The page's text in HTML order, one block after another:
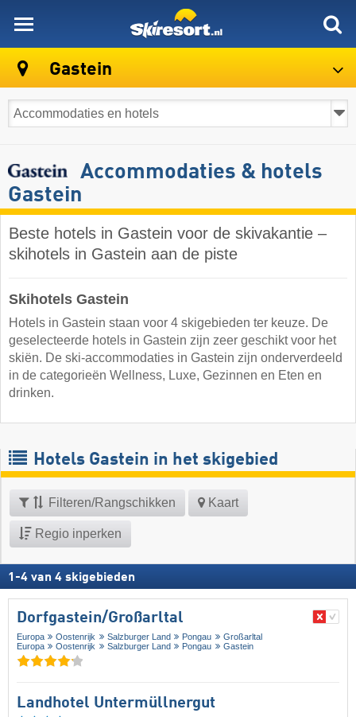
Gastein
Accommodaties & hotels
Gastein
Beste hotels in Gastein voor de skivakantie –
skihotels in Gastein aan de piste
Skihotels Gastein
Hotels in Gastein staan voor 4 skigebieden ter keuze. De
geselecteerde hotels in Gastein zijn zeer geschikt voor het
skiën. De ski-accommodaties in Gastein zijn onderverdeeld
in de categorieën Wellness, Luxe, Gezinnen en Eten en
drinken.
Hotels Gastein in het skigebied
Filteren/Rangschikken Kaart
Regio inperken
1 -4 van 4 skigebieden
Dorfgastein/​Großarltal
Europa Oostenrijk Salzburger Land Pongau
Großarltal
Europa
Oostenrijk Salzburger Land Pongau Gastein
Landhotel Untermüllnergut